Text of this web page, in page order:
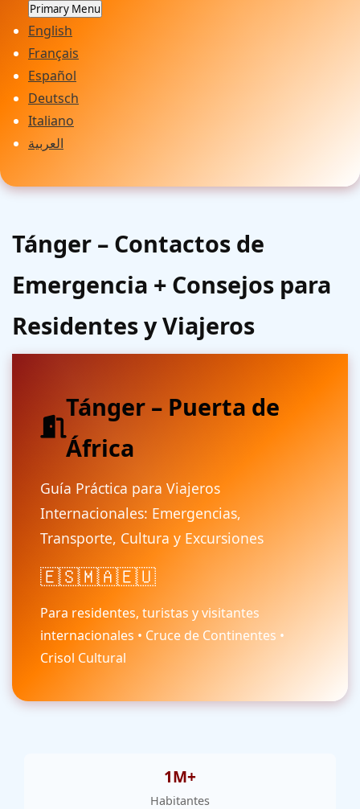
Primary Menu
English
Français
Español
Deutsch
Italiano
العربية
Tánger – Contactos de
Emergencia + Consejos para
Residentes y Viajeros
Tánger – Puerta de
África
Guía Práctica para Viajeros
Internacionales: Emergencias,
Transporte, Cultura y Excursiones
🇪🇸🇲🇦🇪🇺
Para residentes, turistas y visitantes
internacionales • Cruce de Continentes •
Crisol Cultural
1M+
Habitantes